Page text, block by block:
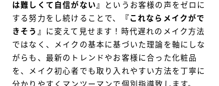
は難しくて自信がない』
というお客様の声をゼロに
する努力をし続けることで、
『これならメイクがで
きそう』
に変えて見せます！時代遅れのメイク方法
ではなく、メイクの基本に基づいた理論を軸にしな
がらも、最新のトレンドやお客様に合った化粧品
を、メイク初心者でも取り入れやすい方法を丁寧に
分かりやすくマンツーマンで個別指導致します。